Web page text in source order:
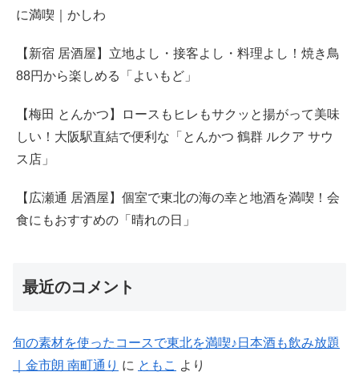
に満喫｜かしわ
【新宿 居酒屋】立地よし・接客よし・料理よし！焼き鳥
88円から楽しめる「よいもど」
【梅田 とんかつ】ロースもヒレもサクッと揚がって美味
しい！大阪駅直結で便利な「とんかつ 鶴群 ルクア サウ
ス店」
【広瀬通 居酒屋】個室で東北の海の幸と地酒を満喫！会
食にもおすすめの「晴れの日」
最近のコメント
旬の素材を使ったコースで東北を満喫♪日本酒も飲み放題
｜金市朗 南町通り に ともこ より